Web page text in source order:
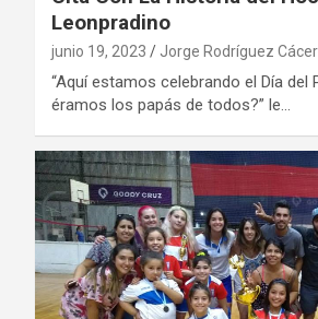
Leonpradino
junio 19, 2023 Jorge Rodríguez
“Aquí estamos celebrando el Día del
éramos los papás de todos?” le…